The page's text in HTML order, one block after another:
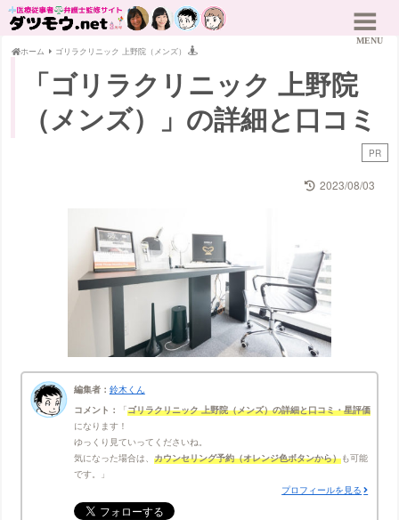
ホーム ゴリラクリニック 上野院（メンズ）
「ゴリラクリニック 上野院
（メンズ）」の詳細と口コミ
PR
2023/08/03
編集者： 鈴木くん
コメント：
ゴリラクリニック 上野院（メンズ）の詳細と口コミ・星評価
になります！
ゆっくり見ていってくださいね。
気になった場合は、 カウンセリング予約（オレンジ色ボタンから）も可能
です。
プロフィールを見る